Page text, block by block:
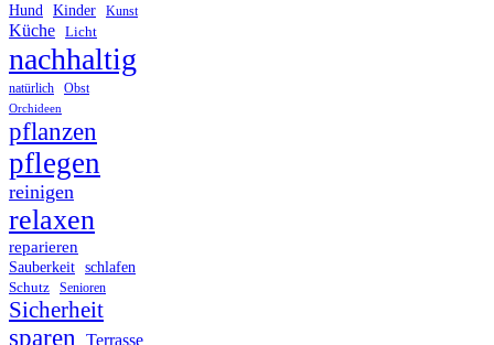
Hund Kinder Kunst
Küche Licht
nachhaltig
natürlich Obst
Orchideen
pflanzen
pflegen
reinigen
relaxen
reparieren
Sauberkeit schlafen
Schutz Senioren
Sicherheit
sparen Terrasse